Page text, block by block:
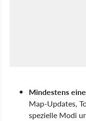
Mindestens
Map-Updates,
spezielle Modi